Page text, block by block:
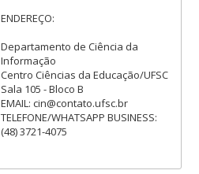
ENDEREÇO:
Departamento de Ciência da
Informação
Centro Ciências da Educação/UFSC
Sala 105 - Bloco B
EMAIL: cin@contato.ufsc.br
TELEFONE/WHATSAPP BUSINESS:
(48) 3721-4075